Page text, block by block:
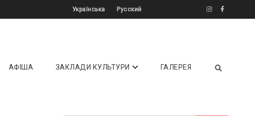
Українська Русский
АФІША ЗАКЛАДИ КУЛЬТУРИ ГАЛЕРЕЯ